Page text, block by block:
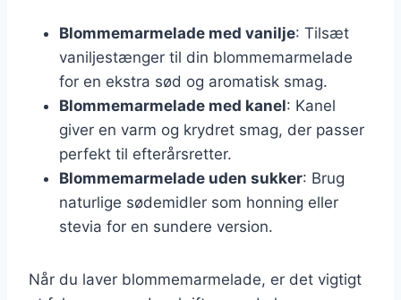
Blommemarmelade med vanilje: Tilsæt
vaniljestænger til din blommemarmelade
for en ekstra sød og aromatisk smag.
Blommemarmelade med kanel: Kanel
giver en varm og krydret smag, der passer
perfekt til efterårsretter.
Blommemarmelade uden sukker: Brug
naturlige sødemidler som honning eller
stevia for en sundere version.
Når du laver blommemarmelade, er det vigtigt